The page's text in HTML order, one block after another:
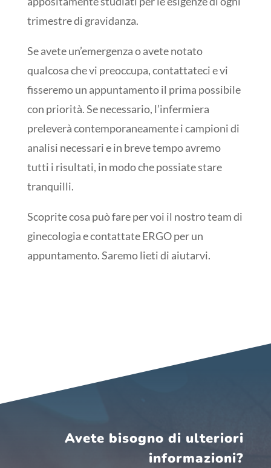
trimestre di gravidanza.
Se avete un’emergenza o avete notato
qualcosa che vi preoccupa, contattateci e vi
fisseremo un appuntamento il prima possibile
con priorità. Se necessario, l’infermiera
preleverà contemporaneamente i campioni di
analisi necessari e in breve tempo avremo
tutti i risultati, in modo che possiate stare
tranquilli.
Scoprite cosa può fare per voi il nostro team di
ginecologia e contattate ERGO per un
appuntamento. Saremo lieti di aiutarvi.
Avete bisogno di ulteriori
informazioni?